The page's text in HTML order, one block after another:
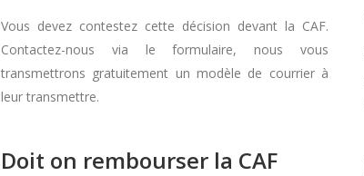
Vous devez contestez cette décision devant la CAF.
Contactez-nous via le formulaire, nous vous
transmettrons gratuitement un modèle de courrier à
leur transmettre.
Doit on rembourser la CAF